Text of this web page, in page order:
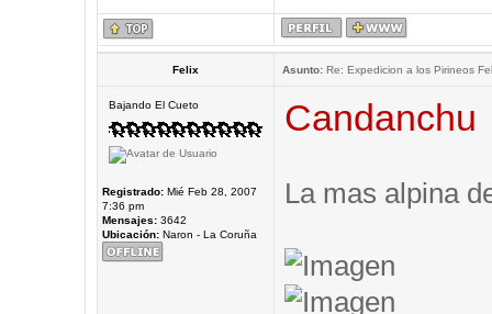
Felix Asunto:Re: Expedicion a los Pirineos
Bajando El Cueto
Registrado:Mié Feb 28, 2007
7:36 pm
Mensajes:3642
Ubicación:Naron - La Coruña
Candanchu
La mas alpina